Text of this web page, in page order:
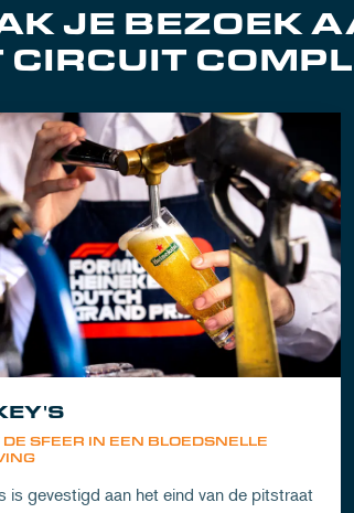
JE BEZOEK
CIRCUIT
DE SFEER IN EEN BLOEDSNELLE
is gevestigd aan het eind van de pitstraat